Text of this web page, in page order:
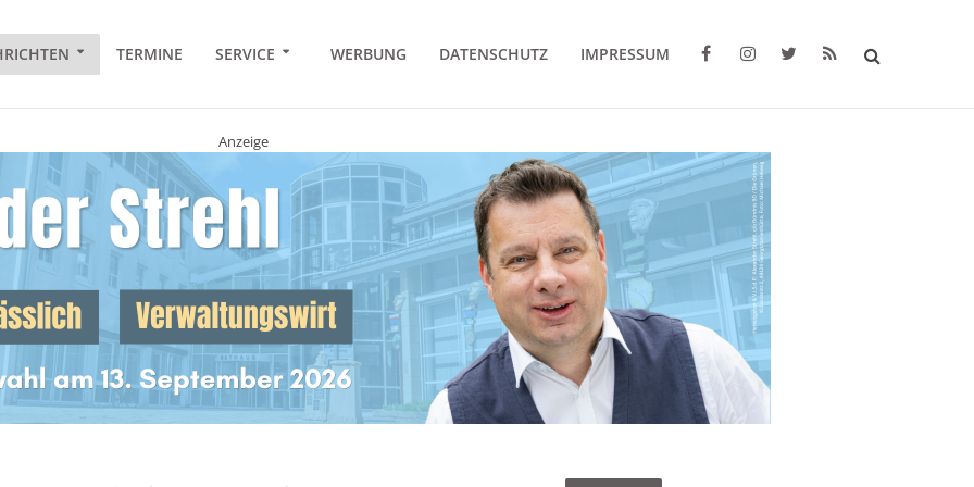
TERMINE SERVICE WERBUNG DATENSCHUTZ IMPRESSUM
Anzeige